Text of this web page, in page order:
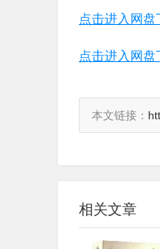
点击进入网盘
点击进入网盘
本文链接：
相关文章